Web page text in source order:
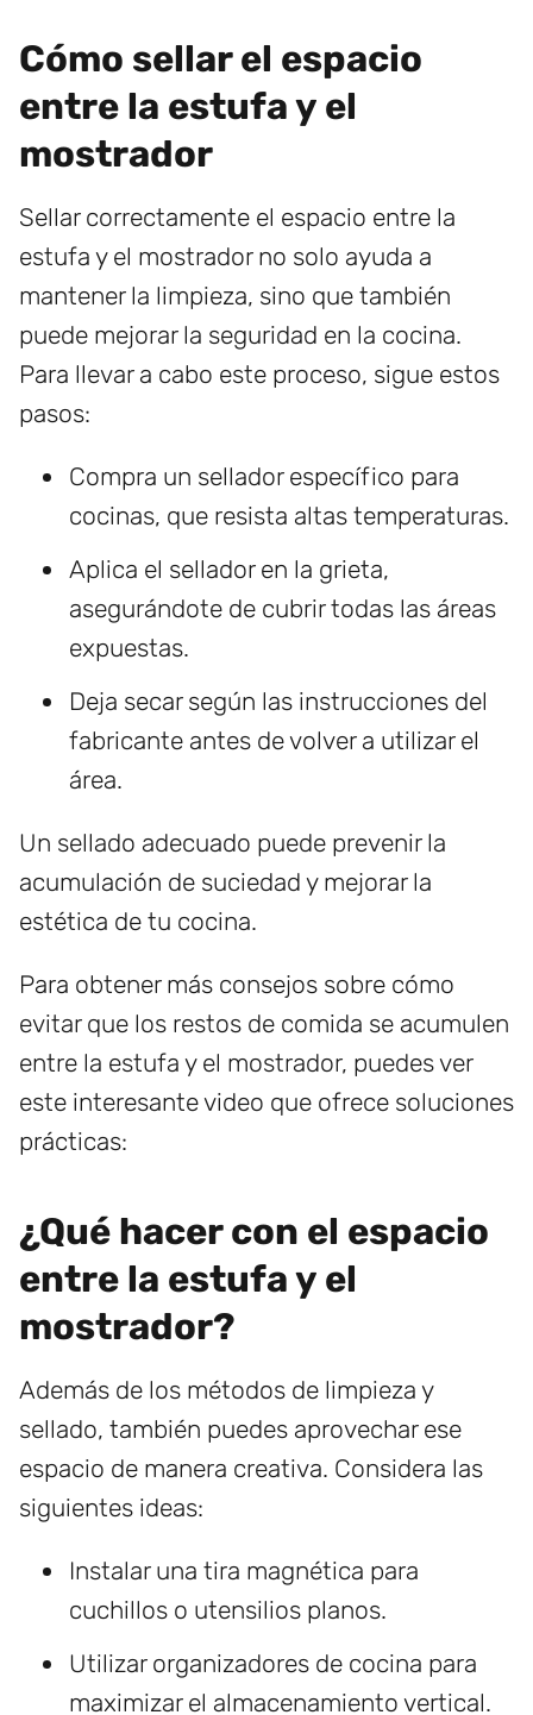
Cómo sellar el espacio
entre la estufa y el
mostrador
Sellar correctamente el espacio entre la
estufa y el mostrador no solo ayuda a
mantener la limpieza, sino que también
puede mejorar la seguridad en la cocina.
Para llevar a cabo este proceso, sigue estos
pasos:
Compra un sellador específico para
cocinas, que resista altas temperaturas.
Aplica el sellador en la grieta,
asegurándote de cubrir todas las áreas
expuestas.
Deja secar según las instrucciones del
fabricante antes de volver a utilizar el
área.
Un sellado adecuado puede prevenir la
acumulación de suciedad y mejorar la
estética de tu cocina.
Para obtener más consejos sobre cómo
evitar que los restos de comida se acumulen
entre la estufa y el mostrador, puedes ver
este interesante video que ofrece soluciones
prácticas:
¿Qué hacer con el espacio
entre la estufa y el
mostrador?
Además de los métodos de limpieza y
sellado, también puedes aprovechar ese
espacio de manera creativa. Considera las
siguientes ideas:
Instalar una tira magnética para
cuchillos o utensilios planos.
Utilizar organizadores de cocina para
maximizar el almacenamiento vertical.